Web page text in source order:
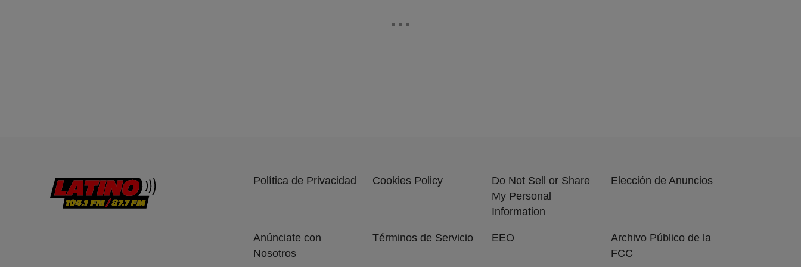
Política de Privacidad Cookies Policy
Do Not Sell or Share
My Personal
Information
Elección de Anuncios
Anúnciate con
Nosotros
Términos de Servicio EEO
Archivo Público de la
FCC